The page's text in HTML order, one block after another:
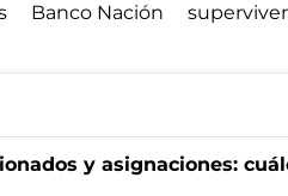
Banco Nación
y asignaciones: